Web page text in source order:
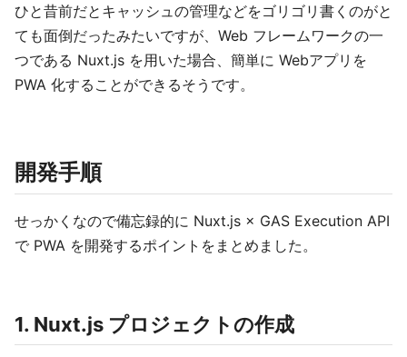
ひと昔前だとキャッシュの管理などをゴリゴリ書くのがと
ても面倒だったみたいですが、Web フレームワークの一
つである Nuxt.js を用いた場合、簡単に Webアプリを
PWA 化することができるそうです。
開発手順
せっかくなので備忘録的に Nuxt.js × GAS Execution API
で PWA を開発するポイントをまとめました。
1. Nuxt.js プロジェクトの作成